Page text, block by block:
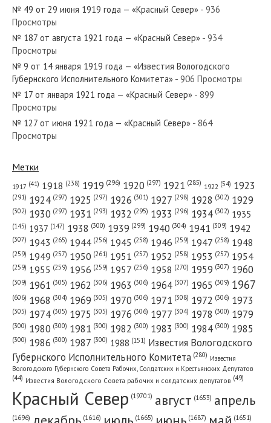
№ 49 от 29 июня 1919 года — «Красный Север» - 936
Просмотры
№ 187 от августа 1921 года — «Красный Север» - 934
Просмотры
№ 9 от 14 января 1919 года — «Известия Вологодского
Губернского Исполнительного Комитета» - 906 Просмотры
№ 17 от января 1921 года — «Красный Север» - 899
Просмотры
№ 127 от июня 1921 года — «Красный Север» - 864
Просмотры
Метки
1917 (41) 1918 (238) 1919 (296) 1920 (297) 1921 (285) 1922 (54) 1923
(291) 1924 (297) 1925 (297) 1926 (301) 1927 (298) 1928 (302) 1929
(302) 1930 (297) 1931 (293) 1932 (295) 1933 (296) 1934 (302) 1935
(145) 1937 (147) 1938 (300) 1939 (299) 1940 (304) 1941 (309) 1942
(307) 1943 (265) 1944 (256) 1945 (258) 1946 (259) 1947 (258) 1948
(259) 1949 (257) 1950 (261) 1951 (257) 1952 (258) 1953 (257) 1954
(259) 1955 (259) 1956 (259) 1957 (256) 1958 (270) 1959 (307) 1960
(309) 1961 (305) 1962 (306) 1963 (306) 1964 (307) 1965 (309) 1967
(606) 1968 (304) 1969 (305) 1970 (306) 1971 (308) 1972 (306) 1973
(305) 1974 (305) 1975 (305) 1976 (306) 1977 (304) 1978 (300) 1979
(300) 1980 (300) 1981 (300) 1982 (300) 1983 (300) 1984 (300) 1985
(300) 1986 (300) 1987 (300) 1988 (151) Известия Вологодского
Губернского Исполнительного Комитета (280) Известия
Вологодского Губернского Совета Рабочих, Солдатских и Крестьянских Депутатов
(44) Известия Вологодского Совета рабочих и солдатских депутатов (49)
Красный Cевер (19701) август (1653) апрель
(1696) (1616) (1665) (1687) (1651)